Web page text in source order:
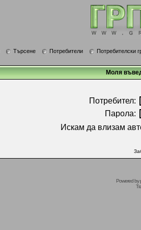
Търсене Потребители
Потребителски
Моля
Потребител:
Парола:
Искам да влизам
Powered by